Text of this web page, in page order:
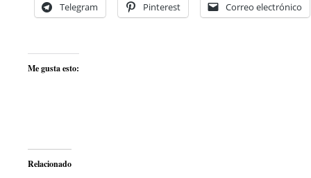
Telegram Pinterest Correo electrónico
Me gusta esto:
Relacionado